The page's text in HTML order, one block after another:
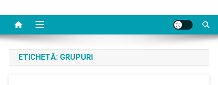
ETICHETĂ: GRUPURI